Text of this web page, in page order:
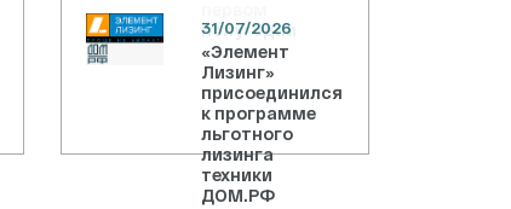
полугодии
31/07/2026
«Элемент
Лизинг»
присоединился
к программе
льготного
лизинга
техники
ДОМ.РФ